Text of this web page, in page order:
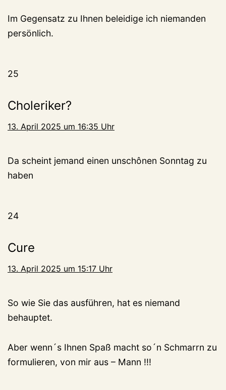
Im Gegensatz zu Ihnen beleidige ich niemanden
persönlich.
25
Choleriker?
13. April 2025 um 16:35 Uhr
Da scheint jemand einen unschônen Sonntag zu
haben
24
Cure
13. April 2025 um 15:17 Uhr
So wie Sie das ausführen, hat es niemand
behauptet.
Aber wenn´s Ihnen Spaß macht so´n Schmarrn zu
formulieren, von mir aus – Mann !!!